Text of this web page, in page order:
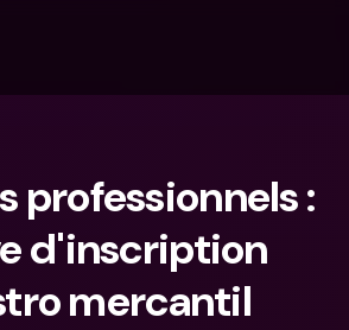
professionnels :
d'inscription
mercantil